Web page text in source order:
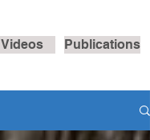
Videos Publications